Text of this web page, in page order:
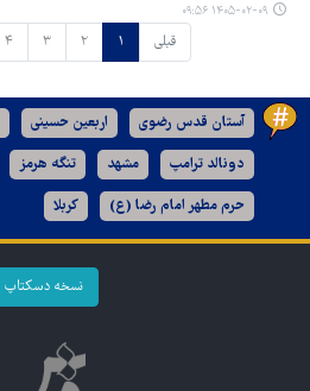
۱۴۰۵-۰۲-۰۹ ۰۹:۵۶
قبلی ۱ ۲ ۳ ۴
آستان قدس رضوی اربعین حسینی
دونالد ترامپ مشهد تنگه هرمز
حرم مطهر امام رضا (ع) کربلا
نسخه دسکتاپ